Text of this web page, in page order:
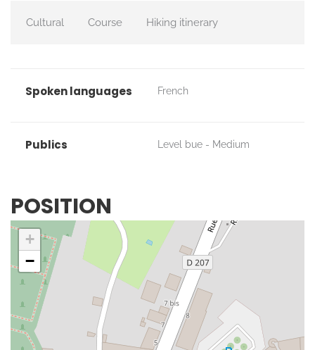
Cultural Course Hiking itinerary
Spoken languages French
Publics Level bue - Medium
POSITION
+
−